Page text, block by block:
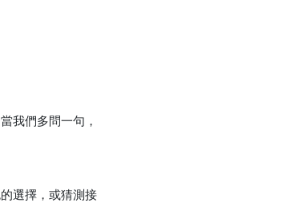
我們多問一句，
選擇，或猜測接